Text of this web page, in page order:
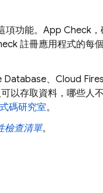
功能。 App Check
註冊應用程式的每
Database、 Cloud
可以存取資料，哪些人
碼研究室。
檢查清單。